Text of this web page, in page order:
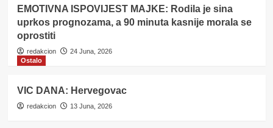
EMOTIVNA ISPOVIJEST MAJKE: Rodila je sina
uprkos prognozama, a 90 minuta kasnije morala se
oprostiti
redakcion
24 Juna, 2026
Ostalo
VIC DANA: Hervegovac
redakcion 13 Juna, 2026